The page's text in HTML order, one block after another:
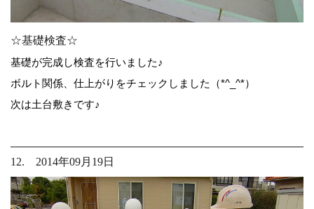
☆基礎検査☆
基礎が完成し検査を行いました♪
ボルト関係、仕上がりをチェックしました（*^_^*）
次は土台敷きです♪
12. 2014年09月19日